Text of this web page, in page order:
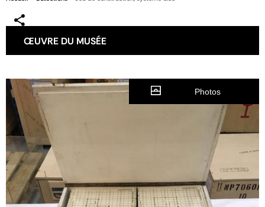
ŒUVRE DU MUSÉE
Photos